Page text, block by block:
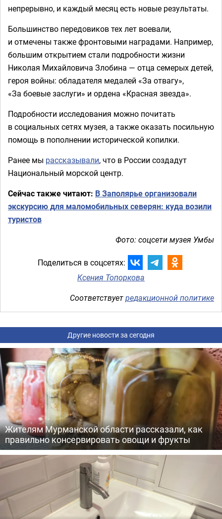
непрерывно, и каждый месяц есть новые результаты.
Большинство передовиков тех лет воевали,
и отмечены также фронтовыми наградами. Например,
большим открытием стали подробности жизни
Николая Михайловича Злобина — отца семерых детей,
героя войны: обладателя медалей «За отвагу»,
«За боевые заслуги» и ордена «Красная звезда».
Подробности исследования можно почитать
в социальных сетях музея, а также оказать посильную
помощь в пополнении исторической копилки.
Ранее мы рассказывали, что в России создадут
Национальный морской центр.
Сейчас также читают: В Заполярье организовали
экскурсию для маломобильных северян: куда возили
туристов
Фото: соцсети музея Умбы
Поделиться в соцсетях:
Ксения Топоркова
Соответствуетредакционной политике
Другие новости за сегодня
Жителям Мурманской области рассказали, как
правильно консервировать овощи и фрукты